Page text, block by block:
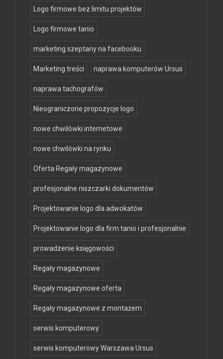
Logo firmowe bez limitu projektów
Logo firmowe tanio
marketing szeptany na facebooku
Marketing treści naprawa komputerów Ursus
naprawa tachografów
Nieograniczone propozycje logo
nowe chwilówki internetowe
nowe chwilówki na rynku
Oferta Regały magazynowe
profesjonalne niszczarki dokumentów
Projektowanie logo dla adwokatów
Projektowanie logo dla firm tanio i profesjonalnie
prowadzenie księgowości
Regały magazynowe
Regały magazynowe oferta
Regały magazynowe z montażem
serwis komputerowy
serwis komputerowy Warszawa Ursus